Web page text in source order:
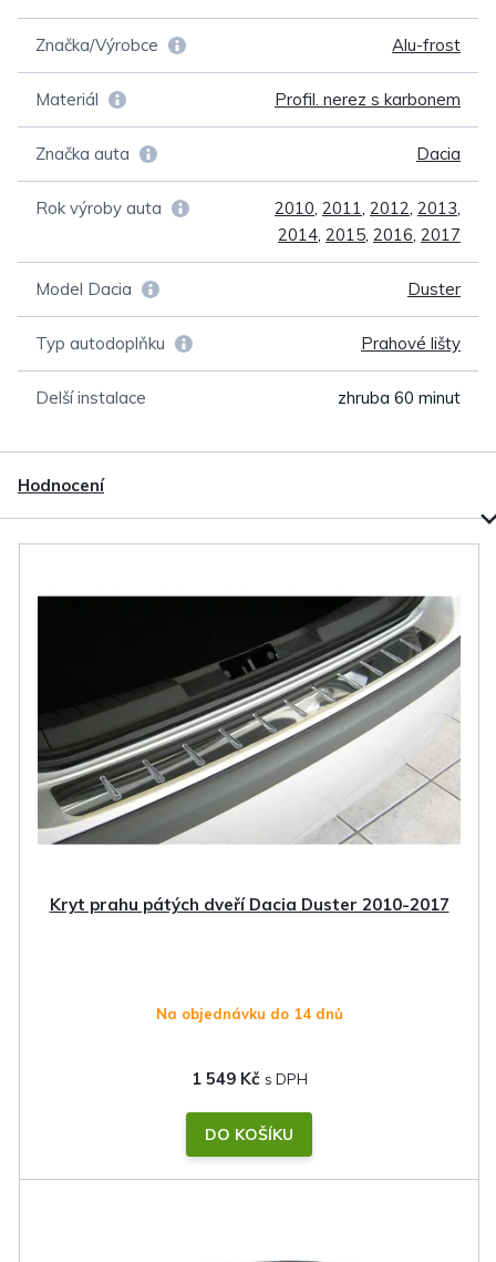
Značka/Výrobce Alu-frost
Materiál Profil. nerez s karbonem
Značka auta Dacia
Rok výroby auta 2010, 2011, 2012, 2013,
2014, 2015, 2016, 2017
Model Dacia Duster
Typ autodoplňku Prahové lišty
Delší instalace zhruba 60 minut
Hodnocení
Kryt prahu pátých dveří Dacia Duster 2010-2017
Na objednávku do 14 dnů
1 549 Kč
DO KOŠÍKU